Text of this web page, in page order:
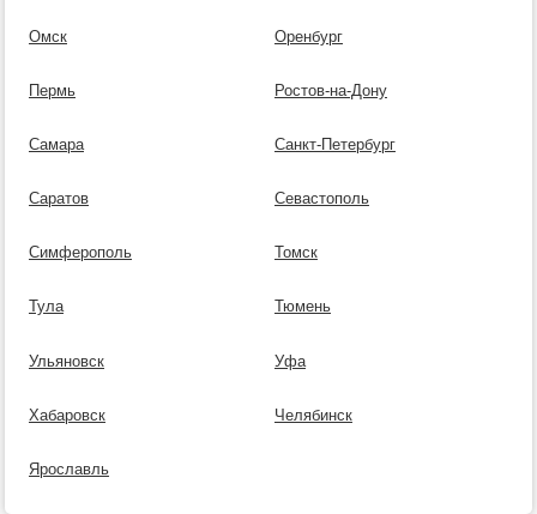
Омск Оренбург
Пермь Ростов-на-Дону
Самара Санкт-Петербург
Саратов Севастополь
Симферополь Томск
Тула Тюмень
Ульяновск Уфа
Хабаровск Челябинск
Ярославль